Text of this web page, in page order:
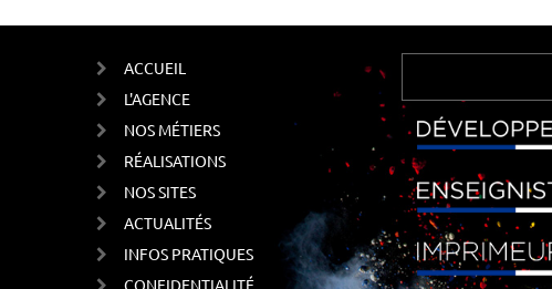
ACCUEIL
L'AGENCE
NOS MÉTIERS
RÉALISATIONS
NOS SITES
ACTUALITÉS
INFOS PRATIQUES
CONFIDENTIALITÉ